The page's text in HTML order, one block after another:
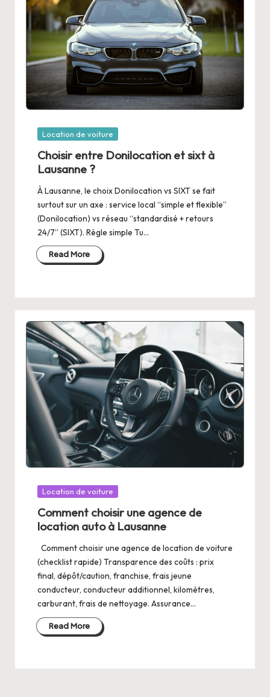
Posted
Location de voiture
Choisir entre Donilocation et sixt à
Lausanne ?
À Lausanne, le choix Donilocation vs SIXT se fait
surtout sur un axe : service local “simple et flexible”
(Donilocation) vs réseau “standardisé + retours
24/7” (SIXT). Règle simple Tu…
Read More
Posted
Location de voiture
Comment choisir une agence de
location auto à Lausanne
Comment choisir une agence de location de voiture
(checklist rapide) Transparence des coûts : prix
final, dépôt/caution, franchise, frais jeune
conducteur, conducteur additionnel, kilomètres,
carburant, frais de nettoyage. Assurance…
Read More